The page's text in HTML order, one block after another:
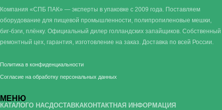
Компания «СПБ ПАК» — эксперты в упаковке с 2009 года. Поставляем
оборудование для пищевой промышленности, полипропиленовые мешки,
биг-бэги, плёнку. Официальный дилер голландских запайщиков. Собственный
ремонтный цех, гарантия, изготовление на заказ. Доставка по всей России.
Политика в конфиденциальности
Согласие на обработку персональных данных
МЕНЮ
КАТАЛОГО НАСДОСТАВКАКОНТАКТНАЯ ИНФОРМАЦИЯ